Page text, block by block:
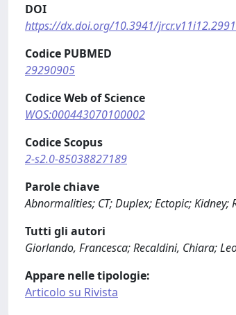
DOI
https://dx.doi.org/10.3941/jrcr.v11i12.2991
Codice PUBMED
29290905
Codice Web of Science
WOS:000443070100002
Codice Scopus
2-s2.0-85038827189
Parole chiave
Abnormalities; CT; Duplex; Ectopic;
Tutti gli autori
Giorlando, Francesca; Recaldini, Chiara;
Appare nelle tipologie:
Articolo su Rivista